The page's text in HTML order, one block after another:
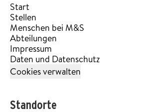
Start
Stellen
Menschen bei M&S
Abteilungen
Impressum
Daten und Datenschutz
Cookies verwalten
Standorte